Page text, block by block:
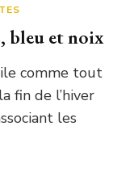
bleu et noix
comme tout
fin de l’hiver
les